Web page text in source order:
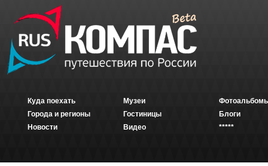
Куда поехать
Города и регионы
Новости
Музеи
Гостиницы
Видео
Блоги
*****